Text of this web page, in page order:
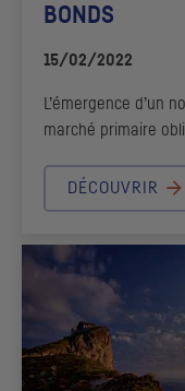
BONDS
15/02/2022
L’émergence d’un
marché primaire
DÉCOUVRIR